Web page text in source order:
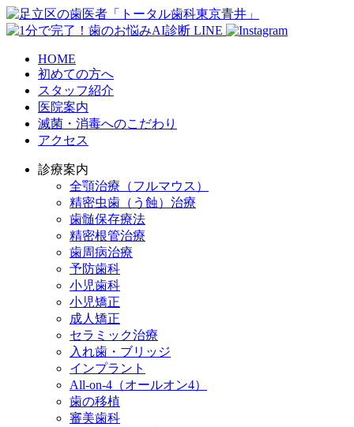
HOME
初めての方へ
スタッフ紹介
医院案内
滅菌・消毒へのこだわり
アクセス
診療案内
全顎治療（フルマウス）
精密虫歯（う蝕）治療
歯髄保存療法
精密根管治療
歯周病治療
予防歯科
小児歯科
小児矯正
成人矯正
セラミック治療
入れ歯・ブリッジ
インプラント
All-on-4（オールオン4）
歯の移植
審美歯科